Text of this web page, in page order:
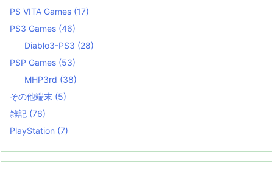
PS VITA Games (17)
PS3 Games (46)
Diablo3-PS3 (28)
PSP Games (53)
MHP3rd (38)
その他端末 (5)
雑記 (76)
PlayStation (7)